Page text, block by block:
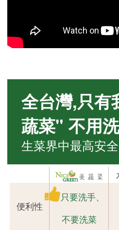
全台灣,只有
蔬菜" 不用洗
生菜界中最高安
便利性
只要洗手、
不要洗菜